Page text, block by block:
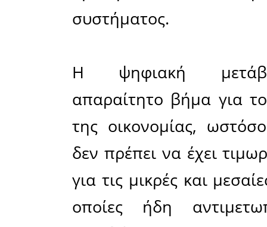
απόφαση
2025 και
Εθνικής
την